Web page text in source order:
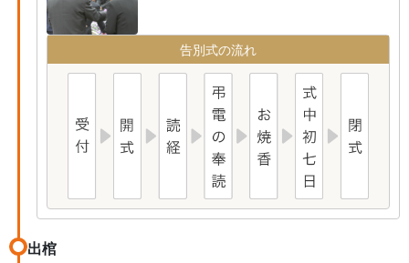
告別式の流れ
出棺